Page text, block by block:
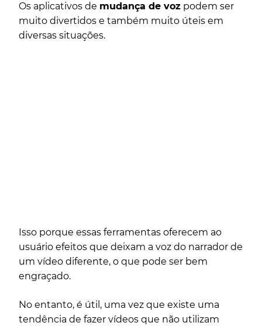
Os aplicativos de mudança de voz podem ser
muito divertidos e também muito úteis em
diversas situações.
Isso porque essas ferramentas oferecem ao
usuário efeitos que deixam a voz do narrador de
um vídeo diferente, o que pode ser bem
engraçado.
No entanto, é útil, uma vez que existe uma
tendência de fazer vídeos que não utilizam